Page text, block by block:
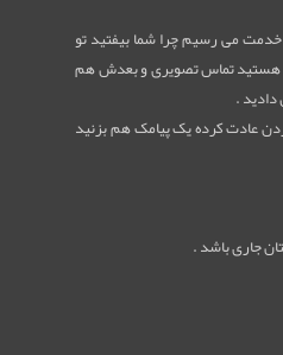
خدمت می رسیم چرا شما بیفتید تو
هستید تماس تصویری و بعدش هم
.
عادت کرده یک پیامک هم بزنید
جاری باشد .